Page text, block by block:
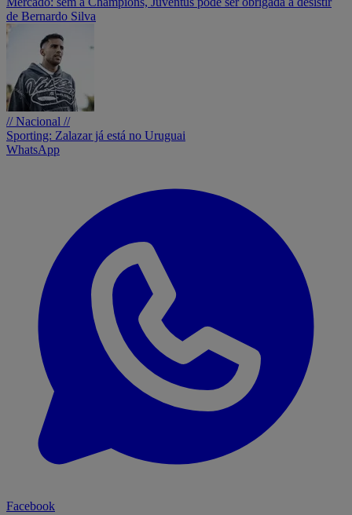
de Bernardo Silva
// Nacional //
Sporting: Zalazar já está no Uruguai
WhatsApp
Facebook